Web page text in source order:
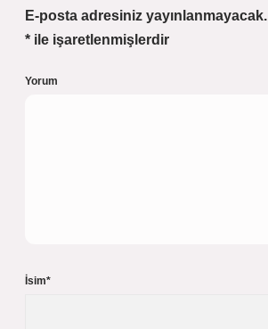
E-posta adresiniz yayınlanmayacak.
* ile işaretlenmişlerdir
Yorum
İsim*